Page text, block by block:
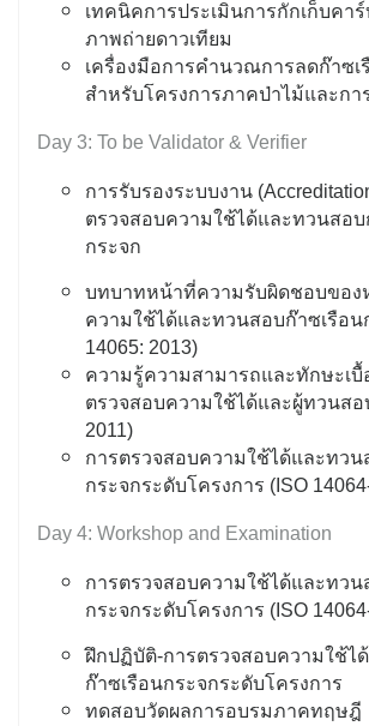
เทคนิคการประเมินการกักเก็บคา
ภาพถ่ายดาวเทียม
เครื่องมือการคำนวณการลดก๊าซเ
สำหรับโครงการภาคป่าไม้และกา
Day 3: To be Validator & Verifier
การรับรองระบบงาน
ตรวจสอบความใช้ได้และทวนสอบ
กระจก
บทบาทหน้าที่ความรับผิดชอบของ
ความใช้ได้และทวนสอบก๊าซเรือน
14065: 2013)
ความรู้ความสามารถและทักษะเ
ตรวจสอบความใช้ได้และผู้ทวนสอ
2011)
การตรวจสอบความใช้ได้และทวน
กระจกระดับโครงการ (ISO
Day 4: Workshop and Examination
การตรวจสอบความใช้ได้และทวน
กระจกระดับโครงการ (ISO
ฝึกปฏิบัติ-การตรวจสอบความใช้ไ
ก๊าซเรือนกระจกระดับโครงการ
ทดสอบวัดผลการอบรมภาคทฤษฎี